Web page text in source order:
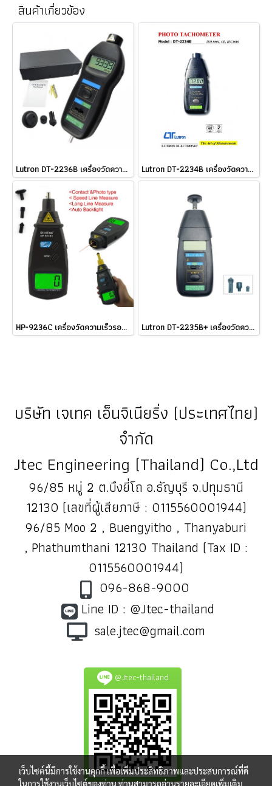
สินค้าเกี่ยวข้อง
Lutron DT-2236B เครื่องวัดความเร็วรอบแบบใช้แสงเลเซอร์และแบบสัมผัส Tachometer @ ราคา Lutron DT-2234B เครื่องวัดความเร็วรอบแบบใช้แสงเลเซอร์ Tachometer @ ราคา
HP-9236C เครื่องวัดความเร็วรอบแบบดิจิตอล 2 in 1 Holdpeak laser tachometer / ราคา Lutron DT-2235B+ เครื่องวัดความเร็วรอบแบบสัมผัส Digital Tachometer @ ราคา
บริษัท เจเทค เอ็นจิเนียริ่ง (ประเทศไทย)
จำกัด
Jtec Engineering (Thailand) Co.,Ltd
96/85 หมู่ 2 ต.บึงยี่โถ อ.ธัญบุรี จ.ปทุมธานี
12130 (เลขที่ผู้เสียภาษี : 0115560001944)
96/85 Moo 2 , Buengyitho , Thanyaburi
, Phathumthani 12130 Thailand (Tax ID :
0115560001944)
096-868-9000
Line ID : @Jtec-thailand
sale.jtec@gmail.com
@Jtec-thailand
เว็บไซต์นี้มีการใช้งานคุกกี้ เพื่อเพิ่มประสิทธิภาพและประสบการณ์ที่ดี
ในการใช้งานเว็บไซต์ของท่าน ท่านสามารถอ่านรายละเอียดเพิ่มเติม